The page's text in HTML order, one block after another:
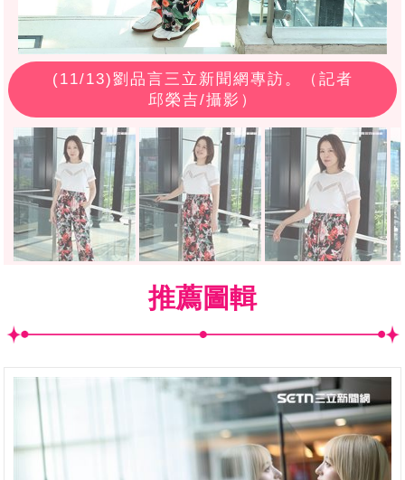
(11/13)劉品言三立新聞網專訪。（記者
邱榮吉/攝影）
推薦圖輯